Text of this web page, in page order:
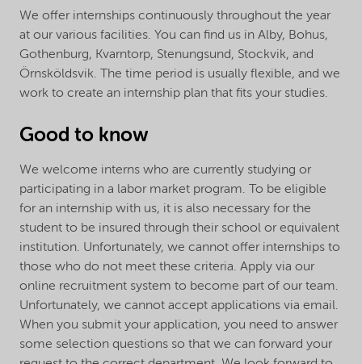
We offer internships continuously throughout the year
at our various facilities. You can find us in Alby, Bohus,
Gothenburg, Kvarntorp, Stenungsund, Stockvik, and
Örnsköldsvik. The time period is usually flexible, and we
work to create an internship plan that fits your studies.
Good to know
We welcome interns who are currently studying or
participating in a labor market program. To be eligible
for an internship with us, it is also necessary for the
student to be insured through their school or equivalent
institution. Unfortunately, we cannot offer internships to
those who do not meet these criteria. Apply via our
online recruitment system to become part of our team.
Unfortunately, we cannot accept applications via email.
When you submit your application, you need to answer
some selection questions so that we can forward your